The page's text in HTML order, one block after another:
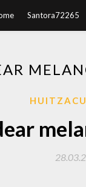
Santora72265